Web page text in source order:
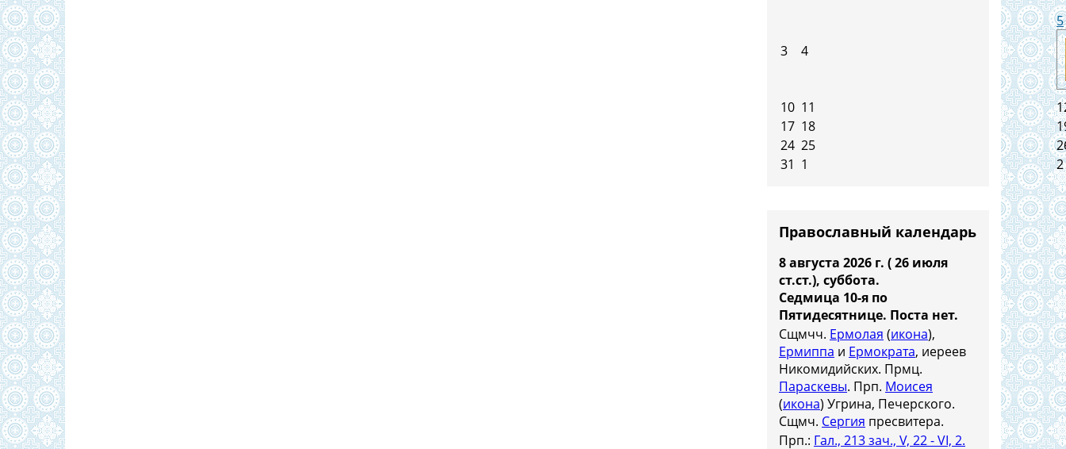
3 4
5
10 11
17 18
24 25
31 1 2
Православный календарь
8 августа 2026 г. ( 26 июля
ст.ст.), суббота.
Седмица 10-я по
Пятидесятнице. Поста нет.
Сщмчч. Ермолая (икона),
Ермиппа и Ермократа, иереев
Никомидийских. Прмц.
Параскевы. Прп. Моисея
(икона) Угрина, Печерского.
Сщмч. Сергия пресвитера.
Прп.: Гал., 213 зач., V, 22 - VI, 2.